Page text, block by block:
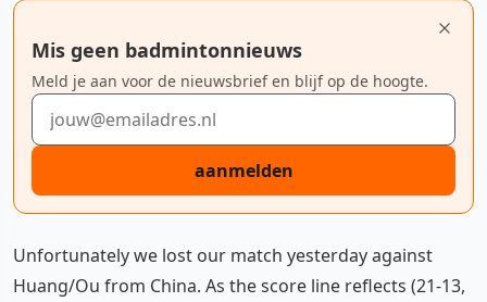
Mis geen badmintonnieuws
Meld je aan voor de nieuwsbrief en blijf op de hoogte.
E-mailadres
aanmelden
Unfortunately we lost our match yesterday against
Huang/Ou from China. As the score line reflects (21-13,